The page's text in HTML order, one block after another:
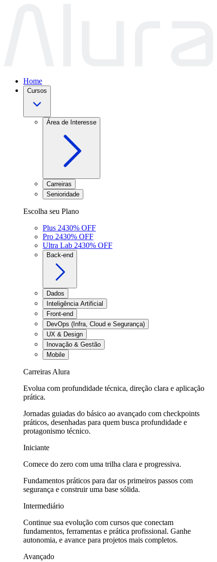
Home
Cursos
Área de Interesse
Carreiras
Senioridade
Escolha seu Plano
Plus 2430% OFF
Pro 2430% OFF
Ultra Lab 2430% OFF
Back-end
Dados
Inteligência Artificial
Front-end
DevOps (Infra, Cloud e Segurança)
UX & Design
Inovação & Gestão
Mobile
Carreiras Alura
Evolua com profundidade técnica, direção clara e aplicação
prática.
Jornadas guiadas do básico ao avançado com checkpoints
práticos, desenhadas para quem busca profundidade e
protagonismo técnico.
Iniciante
Comece do zero com uma trilha clara e progressiva.
Fundamentos práticos para dar os primeiros passos com
segurança e construir uma base sólida.
Intermediário
Continue sua evolução com cursos que conectam
fundamentos, ferramentas e prática profissional. Ganhe
autonomia, e avance para projetos mais completos.
Avançado